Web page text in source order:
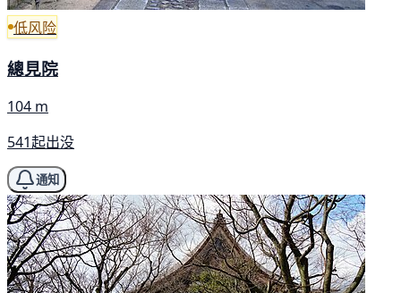
低风险
總見院
104 m
541起出没
通知